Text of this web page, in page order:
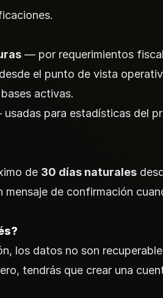
— por requerimientos
el punto de vista
activas.
para estadísticas del
de 30 días naturales
mensaje de confirmación
los datos no son
tendrás que crear una